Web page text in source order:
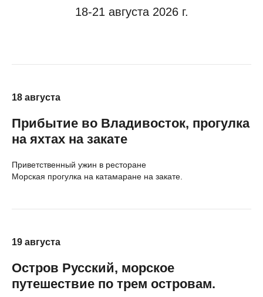
18-21 августа 2026 г.
18 августа
Прибытие во Владивосток, прогулка
на яхтах на закате
Приветственный ужин в ресторане
Морская прогулка на катамаране на закате.
19 августа
Остров Русский, морское
путешествие по трем островам.